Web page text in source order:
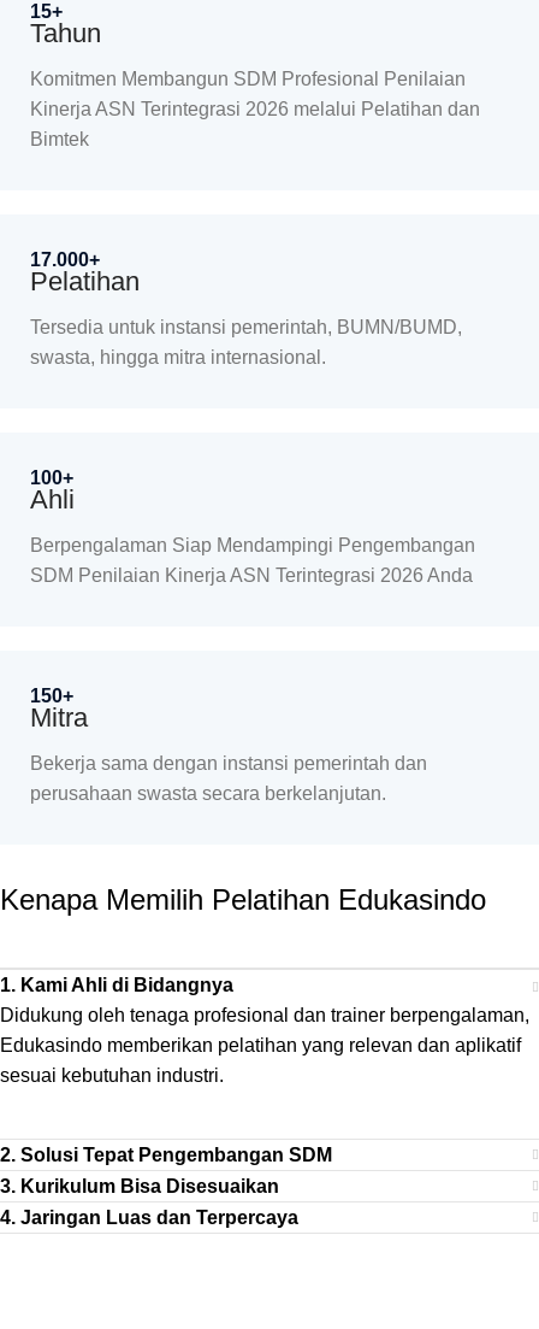
15+
Tahun
Komitmen Membangun SDM Profesional Penilaian
Kinerja ASN Terintegrasi 2026 melalui Pelatihan dan
Bimtek
17.000+
Pelatihan
Tersedia untuk instansi pemerintah, BUMN/BUMD,
swasta, hingga mitra internasional.
100+
Ahli
Berpengalaman Siap Mendampingi Pengembangan
SDM Penilaian Kinerja ASN Terintegrasi 2026 Anda
150+
Mitra
Bekerja sama dengan instansi pemerintah dan
perusahaan swasta secara berkelanjutan.
Kenapa Memilih Pelatihan Edukasindo
1. Kami Ahli di Bidangnya
Didukung oleh tenaga profesional dan trainer berpengalaman,
Edukasindo memberikan pelatihan yang relevan dan aplikatif
sesuai kebutuhan industri.
2. Solusi Tepat Pengembangan SDM
3. Kurikulum Bisa Disesuaikan
4. Jaringan Luas dan Terpercaya